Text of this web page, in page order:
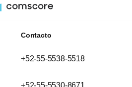
Contacto
+52-55-5538-5518
+52-55-5530-8671